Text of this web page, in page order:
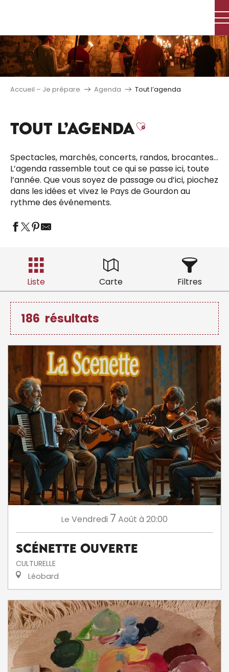
principal
Accueil – Je prépare Agenda Tout l’agenda
TOUT L’AGENDAAjouter aux
Spectacles, marchés, concerts, randos, brocantes…
L’agenda rassemble tout ce qui se passe ici, toute
l’année. Que vous soyez de passage ou d’ici, piochez
dans les idées et vivez le Pays de Gourdon au
rythme des événements.
Liste Carte Filtres
186 résultats
Le Vendredi 7 Août à 20:00
Scénette ouverte
CULTURELLE
Léobard